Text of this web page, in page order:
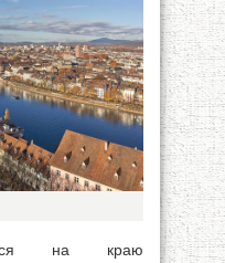
на краю